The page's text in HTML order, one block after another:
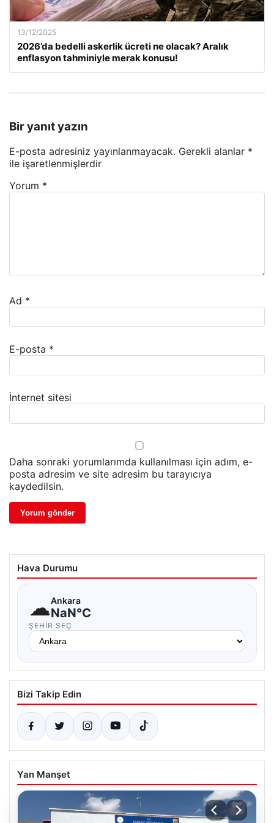
13/12/2025
2026’da bedelli askerlik ücreti ne olacak? Aralık
enflasyon tahminiyle merak konusu!
Bir yanıt yazın
E-posta adresiniz yayınlanmayacak. Gerekli alanlar *
ile işaretlenmişlerdir
Yorum *
Ad *
E-posta *
İnternet sitesi
Daha sonraki yorumlarımda kullanılması için adım, e-
posta adresim ve site adresim bu tarayıcıya
kaydedilsin.
Hava Durumu
☁Ankara
NaN°C
ŞEHIR SEÇ
Bizi Takip Edin
Yan Manşet